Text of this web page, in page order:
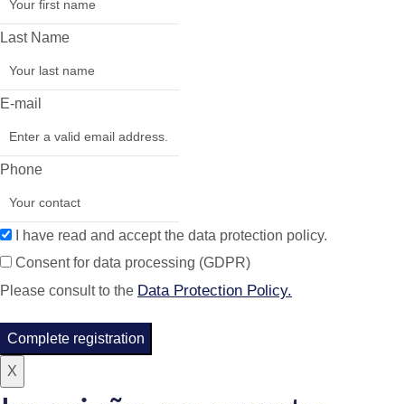
Last Name
E-mail
Phone
I have read and accept the data protection policy.
Consent for data processing (GDPR)
Please consult to the Data Protection Policy.
Complete registration
X